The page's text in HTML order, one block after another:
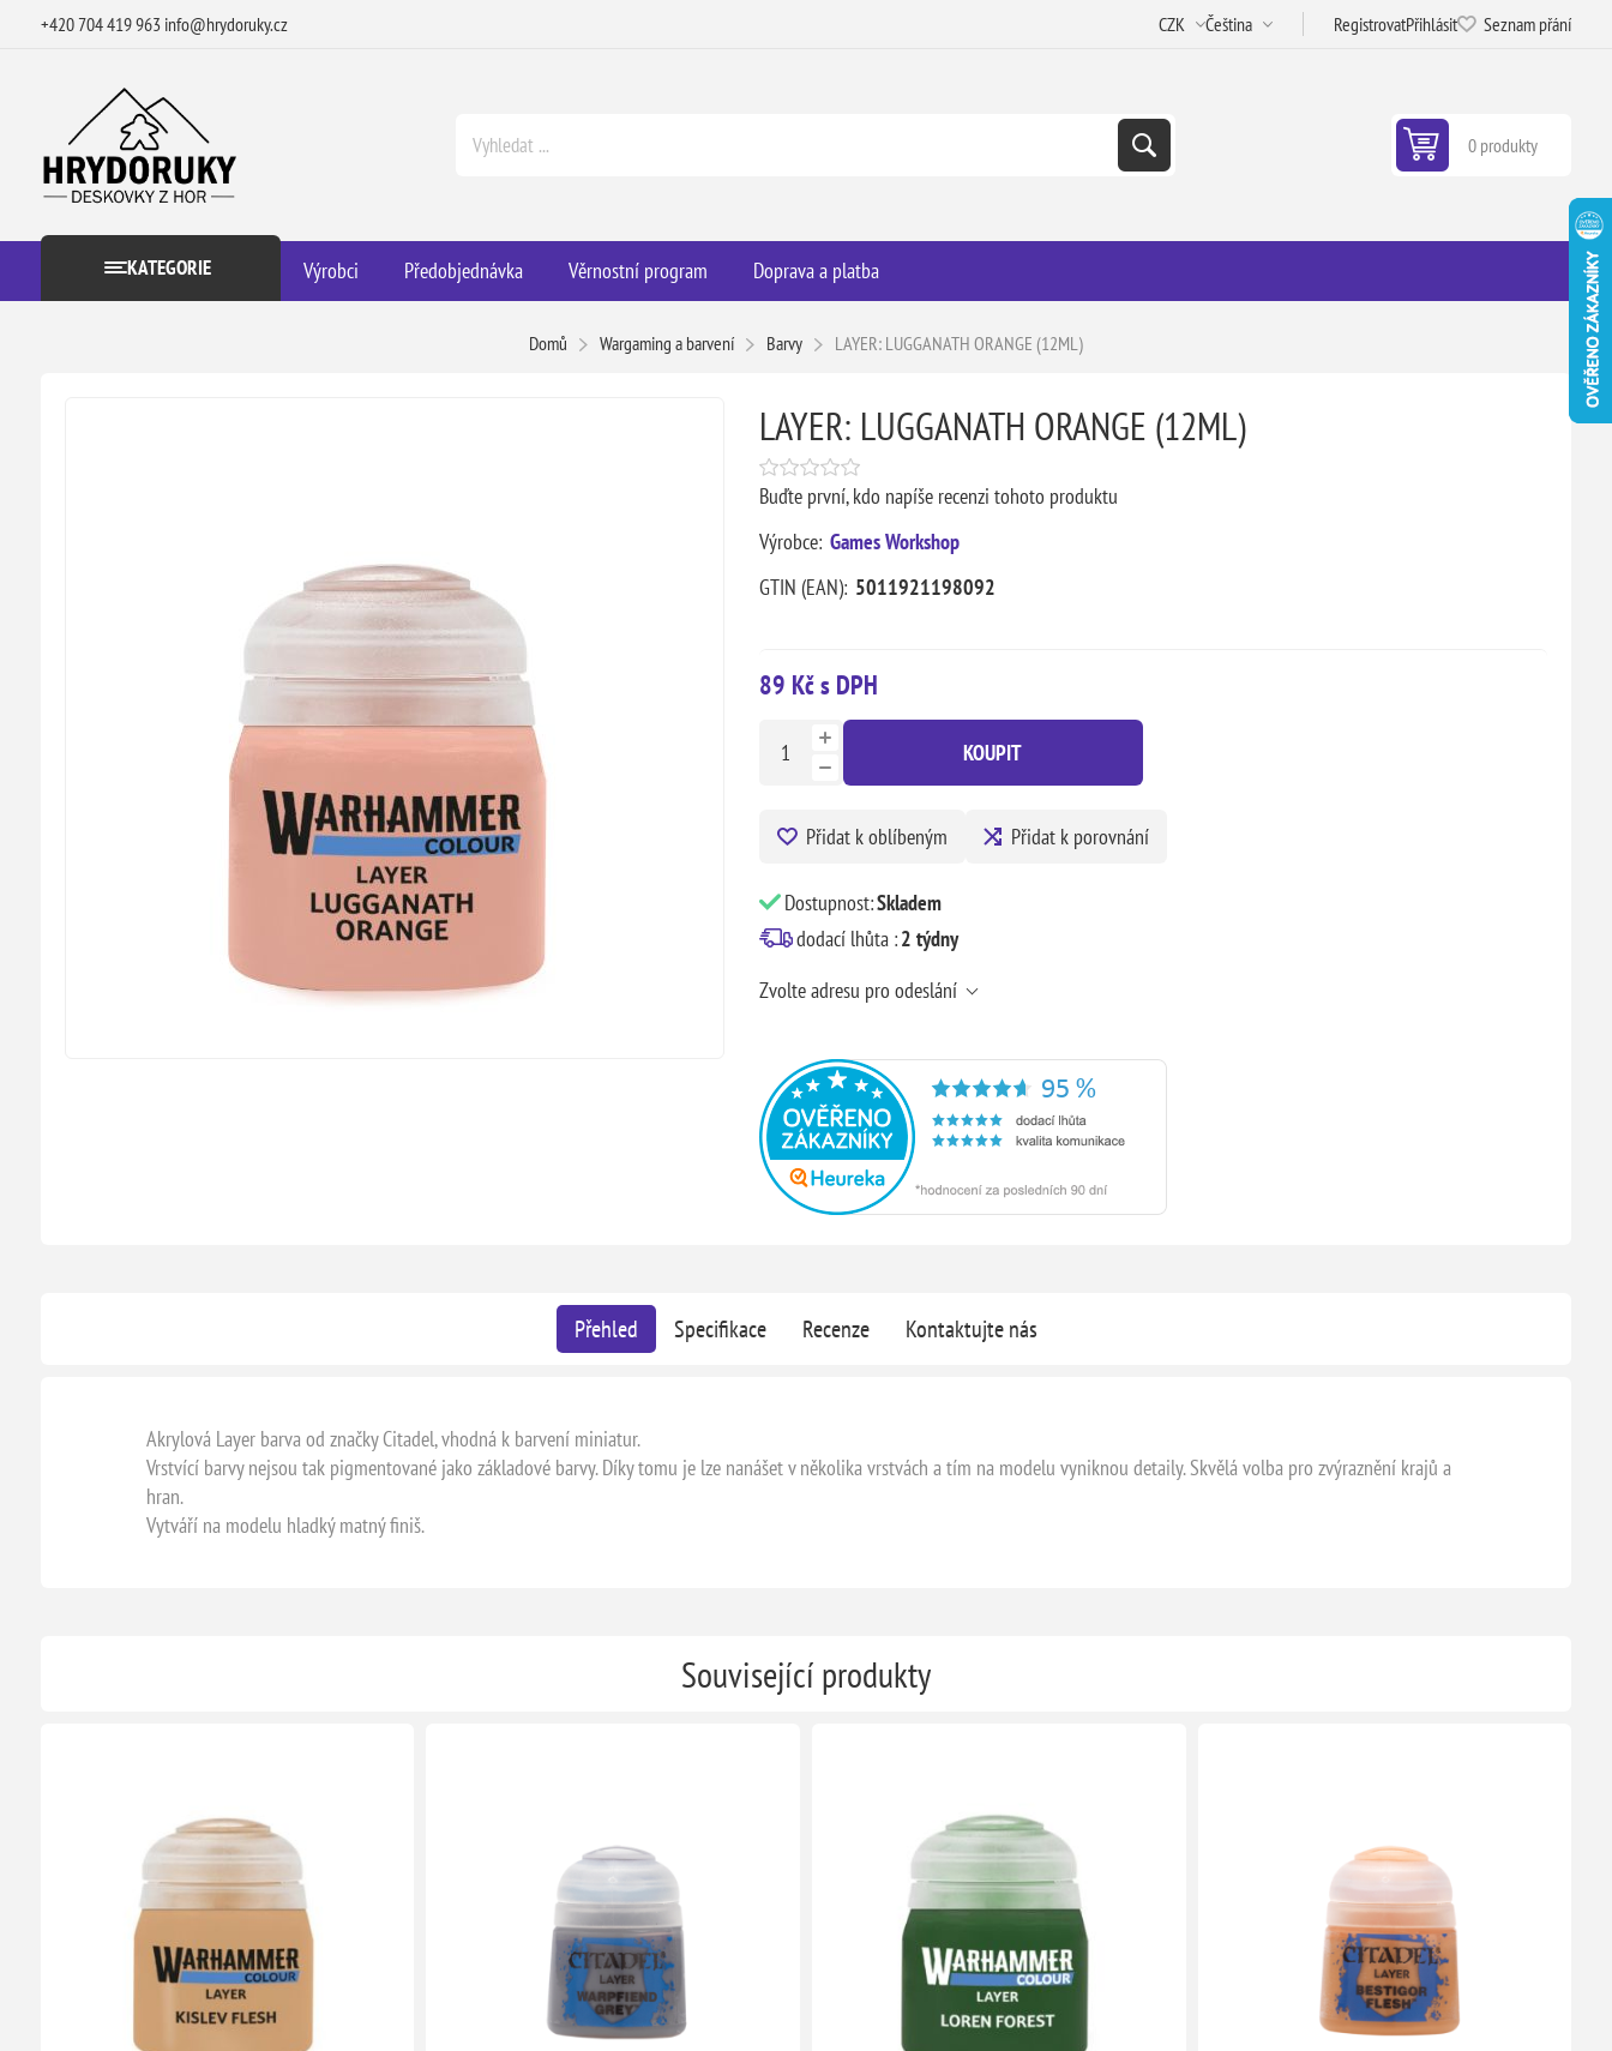
+420 704 419 963 info@hrydoruky.cz RegistrovatPřihlásit Seznam přání
0 produkty
KATEGORIE Výrobci Předobjednávka Věrnostní program Doprava a platba
Domů Wargaming a barvení Barvy LAYER: LUGGANATH ORANGE (12ML)
LAYER: LUGGANATH ORANGE (12ML)
Buďte první, kdo napíše recenzi tohoto produktu
Výrobce: Games Workshop
GTIN (EAN): 5011921198092
89 Kč s DPH
KOUPIT
Přidat k oblíbeným Přidat k porovnání
Dostupnost:Skladem
dodací lhůta :2 týdny
Zvolte adresu pro odeslání
Přehled Specifikace Recenze Kontaktujte nás
Akrylová Layer barva od značky Citadel, vhodná k barvení miniatur.
Vrstvící barvy nejsou tak pigmentované jako základové barvy. Díky tomu je lze nanášet v několika vrstvách a tím na modelu vyniknou detaily. Skvělá volba pro zvýraznění krajů a
hran.
Vytváří na modelu hladký matný finiš.
Související produkty